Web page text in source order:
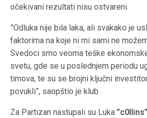
očekivani rezultati nisu ostvareni.
”Odluka nije bila laka, ali svakako je
faktorima na koje ni mi sami ne
Svedoci smo veoma teške
svetu, gde se u poslednjem periodu
timova, te su se brojni ključni
povukli”, saopštio je klub.
Za Partizan nastupali su Luka”c0llins”